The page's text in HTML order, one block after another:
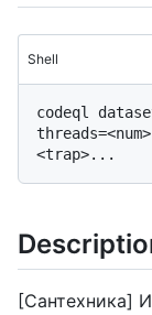
Shell
codeql
[Сантехника]